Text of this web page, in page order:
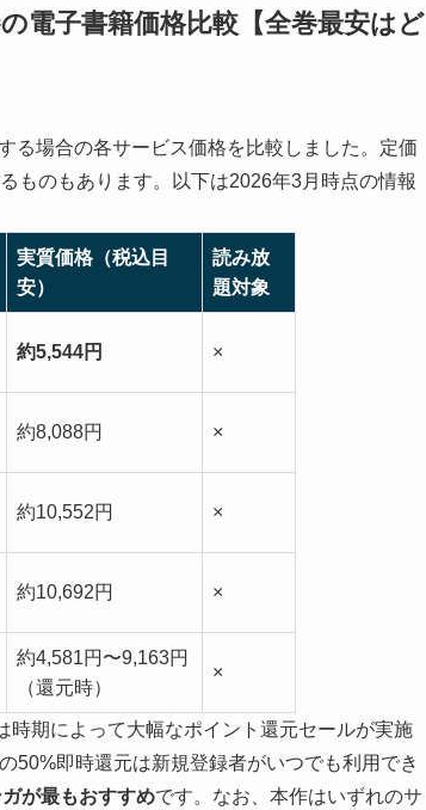
電子書籍価格比較【全巻最安はど
る場合の各サービス価格を比較しました。定価
ものもあります。以下は2026年3月時点の情報
実質価格（税込目
安）
読み放
題対象
約5,544円 ×
約8,088円 ×
約10,552円 ×
約10,692円 ×
約4,581円〜9,163円
（還元時）
×
期によって大幅なポイント還元セールが実施
50%即時還元は新規登録者がいつでも利用でき
が最もおすすめです。なお、本作はいずれのサ